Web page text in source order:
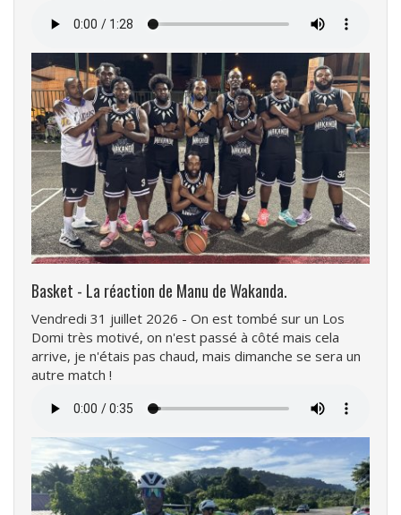
audio
Basket - La réaction de Manu de Wakanda.
Vendredi 31 juillet 2026 - On est tombé sur un Los
Domi très motivé, on n'est passé à côté mais cela
arrive, je n'étais pas chaud, mais dimanche se sera un
autre match !
audio